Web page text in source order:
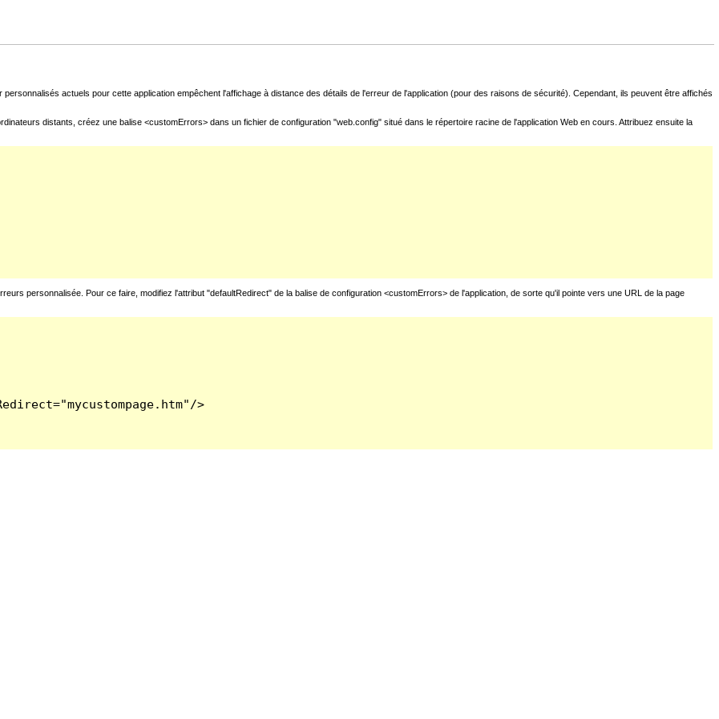
actuels pour cette application empêchent l'affichage à distance des détails de l'erreur de l'application (pour des raisons de sécurité). Cependant, ils peuvent être affichés
distants, créez une balise <customErrors> dans un fichier de configuration "web.config" situé dans le répertoire racine de l'application Web en cours. Attribuez ensuite la
personnalisée. Pour ce faire, modifiez l'attribut "defaultRedirect" de la balise de configuration <customErrors> de l'application, de sorte qu'il pointe vers une URL de la page
>